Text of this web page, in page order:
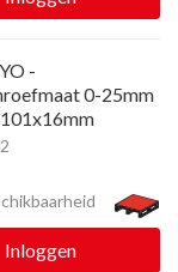
-
0-25mm
Inloggen